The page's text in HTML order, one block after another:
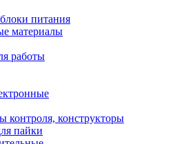
питания
материалы
работы
контроля, конструкторы
пайки